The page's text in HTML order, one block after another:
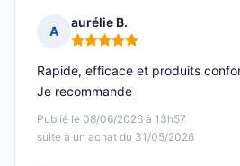
A
aurélie B.
Note : 5 sur 5
Publié le 08/06/2026 à 13h57
suite à un achat du 31/05/2026
Rapide, efficace et produits
Je recommande